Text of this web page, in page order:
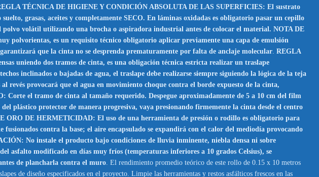
TÉCNICA DE HIGIENE Y CONDICIÓN ABSOLUTA DE LAS SUPERFICIES: El sustrato
grasas, aceites y completamente SECO. En láminas oxidadas es obligatorio pasar un cepillo
polvo volátil utilizando una brocha o aspiradora industrial antes de colocar el material. NOTA DE
polvorientas, es un requisito técnico obligatorio aplicar previamente una capa de emulsión
que la cinta no se desprenda prematuramente por falta de anclaje molecular REGLA
uniendo dos tramos de cinta, es una obligación técnica estricta realizar un traslape
inclinados o bajadas de agua, el traslape debe realizarse siempre siguiendo la lógica de la teja
provocará que el agua en movimiento choque contra el borde expuesto de la cinta,
el tramo de cinta al tamaño requerido. Despegue aproximadamente de 5 a 10 cm del film
plástico protector de manera progresiva, vaya presionando firmemente la cinta desde el centro
ORO DE HERMETICIDAD: El uso de una herramienta de presión o rodillo es obligatorio para
contra la base; el aire encapsulado se expandirá con el calor del mediodía provocando
No instale el producto bajo condiciones de lluvia inminente, niebla densa ni sobre
asfalto modificado en días muy fríos (temperaturas inferiores a 10 grados Celsius), se
de plancharla contra el muro . El rendimiento promedio teórico de este rollo de 0.15 x 10 metros
de diseño especificados en el proyecto. Limpie las herramientas y restos asfálticos frescos en las